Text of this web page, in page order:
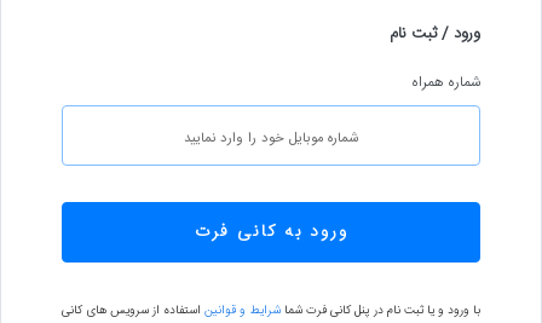
ورود / ثبت نام
شماره همراه
ورود به کانی فرت
با ورود و یا ثبت نام در پنل کانی فرت شما شرایط و قوانین استفاده از سرویس های کانی